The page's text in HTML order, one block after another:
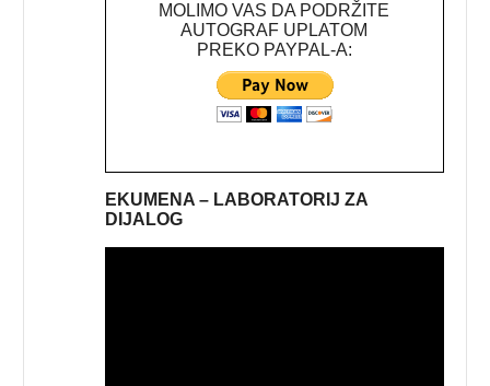
MOLIMO VAS DA PODRŽITE
AUTOGRAF UPLATOM
PREKO PAYPAL-A:
EKUMENA – LABORATORIJ ZA
DIJALOG